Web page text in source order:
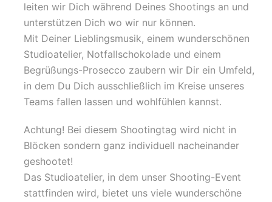
leiten wir Dich während Deines Shootings an und
unterstützen Dich wo wir nur können.
Mit Deiner Lieblingsmusik, einem wunderschönen
Studioatelier, Notfallschokolade und einem
Begrüßungs-Prosecco zaubern wir Dir ein Umfeld,
in dem Du Dich ausschließlich im Kreise unseres
Teams fallen lassen und wohlfühlen kannst.
Achtung! Bei diesem Shootingtag wird nicht in
Blöcken sondern ganz individuell nacheinander
geshootet!
Das Studioatelier, in dem unser Shooting-Event
stattfinden wird, bietet uns viele wunderschöne